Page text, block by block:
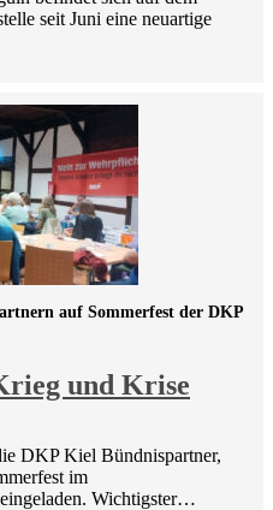
seit Juni eine neuartige
und Krise
auf Sommerfest der DKP
DKP Kiel Bündnispartner,
im
Wichtigster…